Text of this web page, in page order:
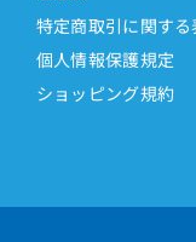
特定商取引に関す
個人情報保護規定
ショッピング規約